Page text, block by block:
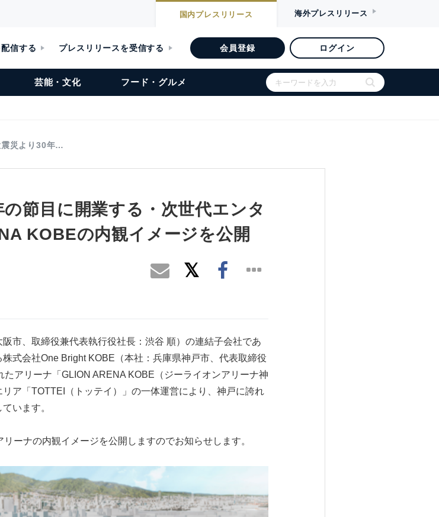
国内プレスリリース 海外プレスリリース
信する プレスリリースを受信する 会員登録 ログイン
芸能・文化 フード・グルメ
震災より30年…
節目に開業する・次世代エンタ
KOBEの内観イメージを公開
市、取締役兼代表執行役社長：渋谷 順）の連結子会社であ
式会社One Bright KOBE（本社：兵庫県神戸市、代表取締役
アリーナ「GLION ARENA KOBE（ジーライオンアリーナ神
ア「TOTTEI（トッテイ）」の一体運営により、神戸に誇れ
います。
ーナの内観イメージを公開しますのでお知らせします。